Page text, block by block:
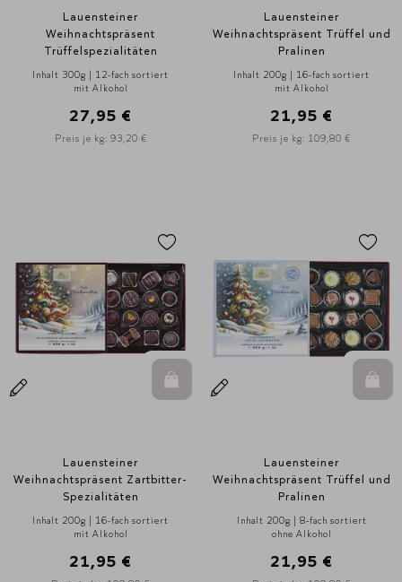
Lauensteiner
Weihnachtspräsent
Trüffelspezialitäten
Inhalt 300g | 12-fach sortiert
mit Alkohol
27,95 €
Preis je kg: 93,20 €
Lauensteiner
Weihnachtspräsent Trüffel und
Pralinen
Inhalt 200g | 16-fach sortiert
mit Alkohol
21,95 €
Preis je kg: 109,80 €
In den Warenkorb
Lauensteiner
Weihnachtspräsent Zartbitter-
Spezialitäten
Inhalt 200g | 16-fach sortiert
mit Alkohol
21,95 €
In
Lauensteiner
Weihnachtspräsent Trüffel und
Pralinen
Inhalt 200g | 8-fach sortiert
ohne Alkohol
21,95 €